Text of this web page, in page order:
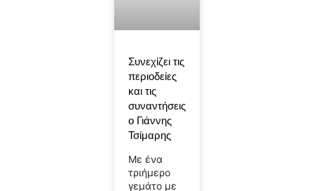
Συνεχίζει τις
περιοδείες
και τις
συναντήσεις
ο Γιάννης
Τσίμαρης
Με ένα
τριήμερο
γεμάτο με